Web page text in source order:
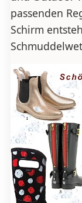
passenden
Schirm